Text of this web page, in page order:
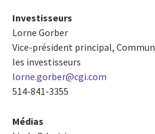
Investisseurs
Lorne Gorber
Vice-président principal,
les investisseurs
lorne.gorber@cgi.com
514-841-3355
Médias